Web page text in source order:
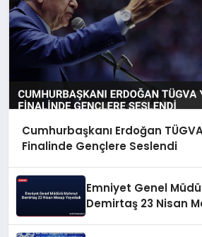
Cumhurbaşkanı Erdoğan
Finalinde Gençlere Seslendi
Emniyet Genel
Demirtaş 23 Nisan